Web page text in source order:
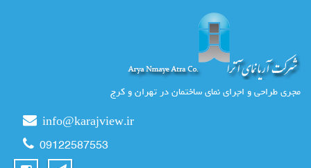
مجری طراحی و اجرای نمای ساختمان در تهران و کرج
info@karajview.ir
09122587553